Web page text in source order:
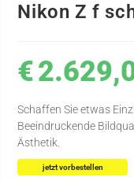
Nikon Z f
€
Schaffen Sie etwas
Beeindruckende
Ästhetik.
jetzt vorbestellen